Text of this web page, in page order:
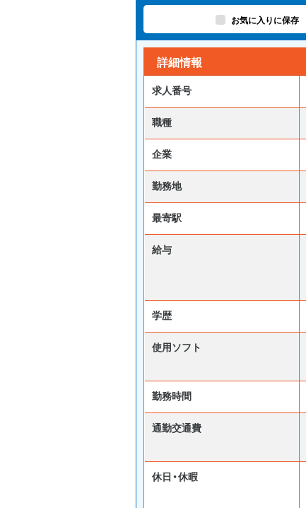
お気に入りに保存
詳細情報
求人番号
職種
企業
勤務地
最寄駅
給与
学歴
使用ソフト
勤務時間
通勤交通費
休日・休暇